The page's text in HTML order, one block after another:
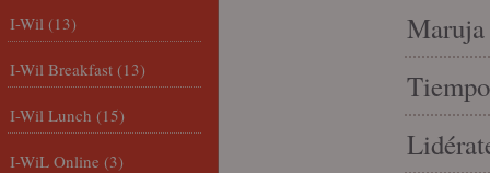
Maruja
I-Wil (13)
I-Wil Breakfast (13)
I-Wil Lunch (15)
I-WiL Online (3)